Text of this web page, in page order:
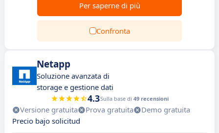
Per saperne di più
Confronta
Netapp
Soluzione avanzata di
storage e gestione dati
4.3Sulla base di 49 recensioni
Versione gratuita Prova gratuita
Demo gratuita
Precio bajo solicitud